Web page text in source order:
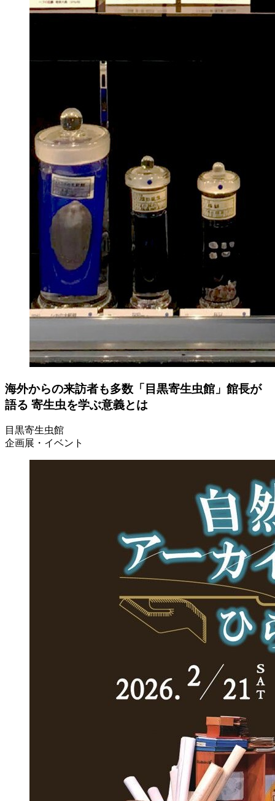
海外からの来訪者も多数「目黒寄生虫館」館長が
語る 寄生虫を学ぶ意義とは
目黒寄生虫館
企画展・イベント